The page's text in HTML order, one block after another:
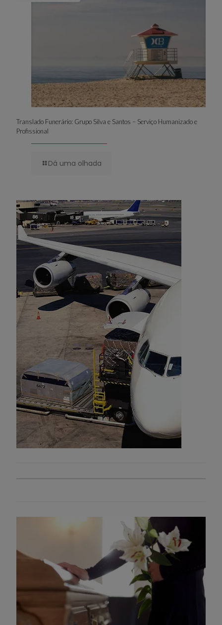
Translado Funerário: Grupo Silva e Santos – Serviço Humanizado e
Profissional
Dá uma olhada